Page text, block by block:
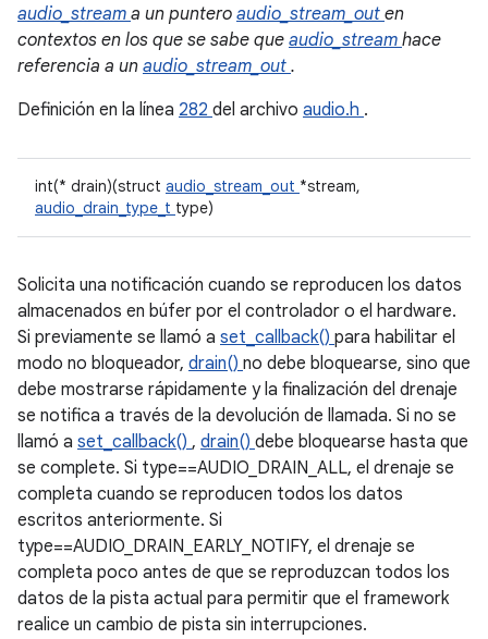
audio_stream a un puntero audio_stream_out en
contextos en los que se sabe que audio_stream hace
referencia a un audio_stream_out .
Definición en la línea 282 del archivo audio.h .
int(* drain)(struct audio_stream_out *stream,
audio_drain_type_t type)
Solicita una notificación cuando se reproducen los datos
almacenados en búfer por el controlador o el hardware.
Si previamente se llamó a set_callback() para habilitar el
modo no bloqueador, drain() no debe bloquearse, sino que
debe mostrarse rápidamente y la finalización del drenaje
se notifica a través de la devolución de llamada. Si no se
llamó a set_callback() , drain() debe bloquearse hasta que
se complete. Si type==AUDIO_DRAIN_ALL, el drenaje se
completa cuando se reproducen todos los datos
escritos anteriormente. Si
type==AUDIO_DRAIN_EARLY_NOTIFY, el drenaje se
completa poco antes de que se reproduzcan todos los
datos de la pista actual para permitir que el framework
realice un cambio de pista sin interrupciones.